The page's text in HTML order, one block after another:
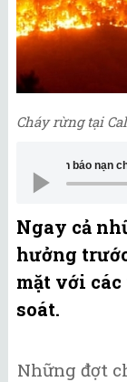
Cháy rừng tại
Liên Hợp
Ngay cả
hưởng
mặt với
soát.
Những đợt